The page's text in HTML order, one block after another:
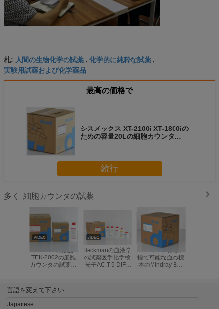
札: 人間の生物化学の試薬 , 化学的に純粋な試薬 ,
実験用試薬および化学薬品
最高の価格で
シスメックス XT-2100i XT-1800iの
ための容量20Lの細胞カウンタ
続行
多く 細胞カウンタの試薬
Tecom 3の部品
TEK-2002の細胞
カウンタの試薬の
Beckmanの血液学
の試薬医学化学検
光子AC.T 5 DIFF
バーコードと使い
捨て可能な血の標
本のMindray BC-
言語を変えて下さい
Japanese